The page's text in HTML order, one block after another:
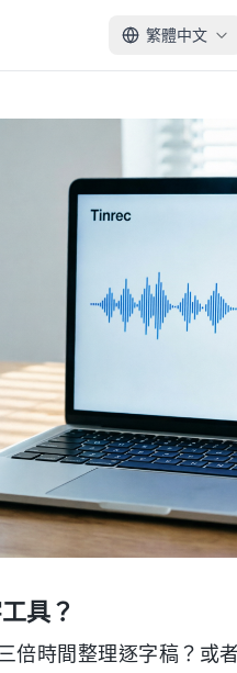
繁體中文
具？
倍時間整理逐字稿？或